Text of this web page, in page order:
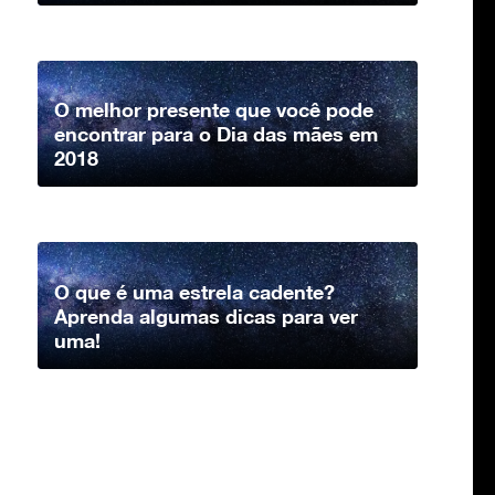
O melhor presente que você pode
encontrar para o Dia das mães em
2018
O que é uma estrela cadente?
Aprenda algumas dicas para ver
uma!